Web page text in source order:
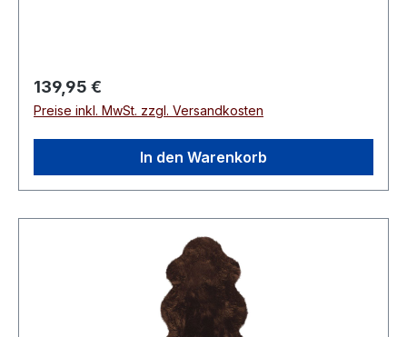
Regulärer Preis:
139,95 €
Preise inkl. MwSt. zzgl. Versandkosten
In den Warenkorb